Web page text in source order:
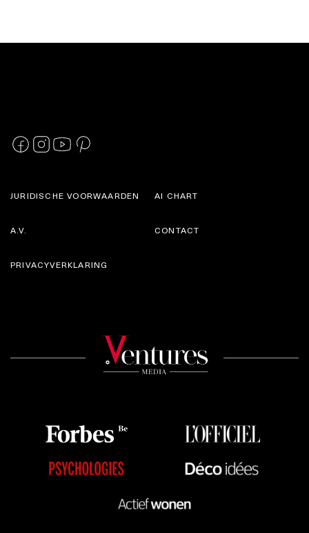
JURIDISCHE VOORWAARDEN
A.V.
AI CHART
CONTACT
PRIVACYVERKLARING